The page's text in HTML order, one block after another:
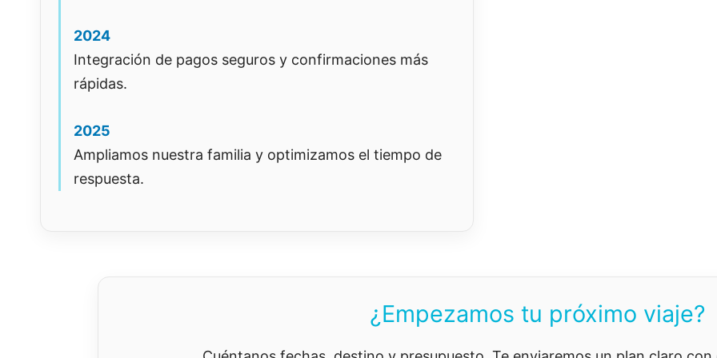
2024
Integración de pagos seguros y confirmaciones más
rápidas.
2025
Ampliamos nuestra familia y optimizamos el tiempo de
respuesta.
¿Empezamos tu próximo viaje?